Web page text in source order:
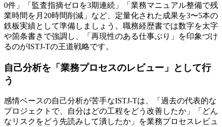
0件」「監査指摘ゼロを3期連続」「業務マニュアル整備で残
業時間を月20時間削減」など、定量化された成果を3〜5本の
鉄板実績として準備しましょう。職務経歴書では数字を太字
や箇条書きで強調し、「再現性のある仕事ぶり」を印象づけ
るのがISTJ-Tの王道戦略です。
自己分析を「業務プロセスのレビュー」として行
う
感情ベースの自己分析が苦手なISTJ-Tは、「過去の代表的な
プロジェクトで、自分はどの工程をどう改善したか」「どん
なリスクをどう先読みして潰したか」を業務プロセスレビュ